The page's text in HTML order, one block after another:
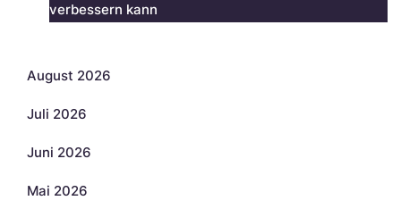
verbessern kann
August 2026
Juli 2026
Juni 2026
Mai 2026